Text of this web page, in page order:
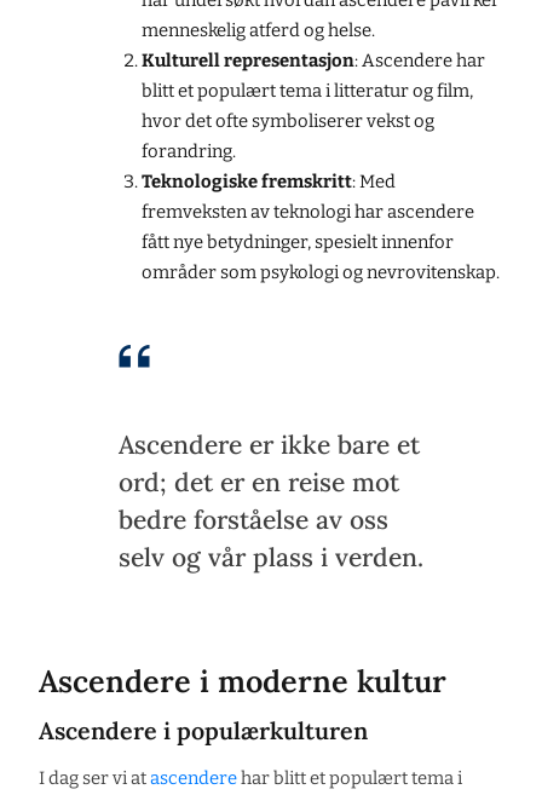
menneskelig atferd og helse.
Kulturell representasjon: Ascendere har
blitt et populært tema i litteratur og film,
hvor det ofte symboliserer vekst og
forandring.
Teknologiske fremskritt: Med
fremveksten av teknologi har ascendere
fått nye betydninger, spesielt innenfor
områder som psykologi og nevrovitenskap.
Ascendere er ikke bare et
ord; det er en reise mot
bedre forståelse av oss
selv og vår plass i verden.
Ascendere i moderne kultur
Ascendere i populærkulturen
I dag ser vi atascenderehar blitt et populært tema i